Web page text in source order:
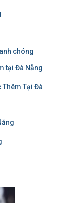
chóng
tại Đà Nẵng
Thêm Tại Đà